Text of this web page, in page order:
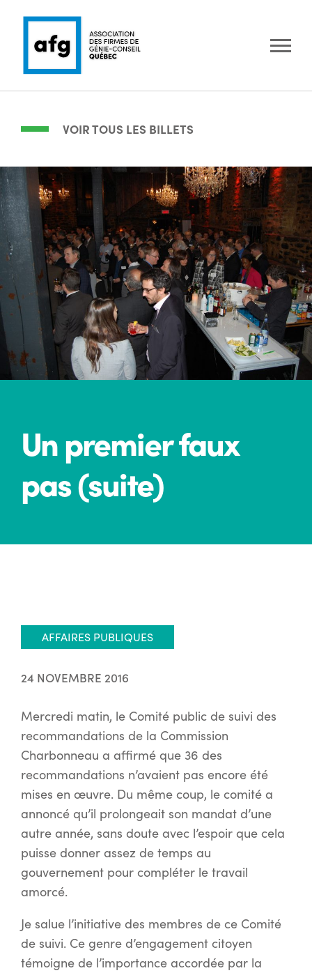
VOIR TOUS LES BILLETS
Un premier faux
pas (suite)
AFFAIRES PUBLIQUES
24 NOVEMBRE 2016
Mercredi matin, le Comité public de suivi des
recommandations de la Commission
Charbonneau a affirmé que 36 des
recommandations n’avaient pas encore été
mises en œuvre. Du même coup, le comité a
annoncé qu’il prolongeait son mandat d’une
autre année, sans doute avec l’espoir que cela
puisse donner assez de temps au
gouvernement pour compléter le travail
amorcé.
Je salue l’initiative des membres de ce Comité
de suivi. Ce genre d’engagement citoyen
témoigne de l’importance accordée par la